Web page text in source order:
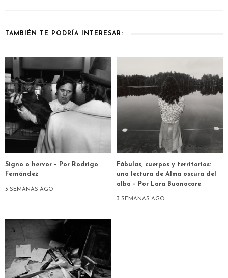
TAMBIÉN TE PODRÍA INTERESAR:
Signo o hervor – Por Rodrigo
Fernández
3 SEMANAS AGO
Fábulas, cuerpos y territorios:
una lectura de Alma oscura del
alba – Por Lara Buonocore
3 SEMANAS AGO